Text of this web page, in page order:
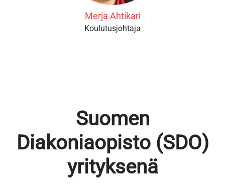
Merja Ahtikari
Koulutusjohtaja
Suomen
Diakoniaopisto (SDO)
yrityksenä